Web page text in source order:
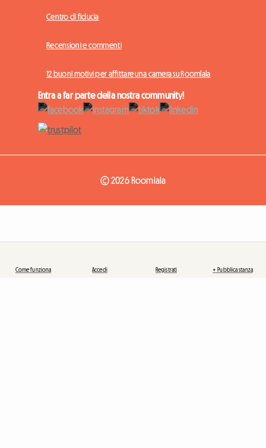
Centro di fiducia
Recensioni e commenti
12 buoni motivi per affittare una camera su Roomlala
Entra a far parte della nostra community!
© 2026 Roomlala
Come funziona Accedi Registrati + Pubblica stanza